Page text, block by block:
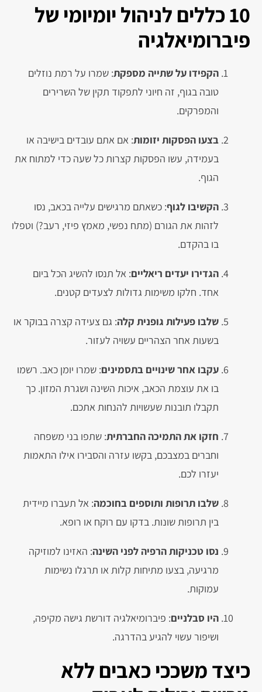
10 כללים לניהול יומיומי של
פיברומיאלגיה
הקפידו על שתייה מספקת: שמרו על רמת נוזלים
טובה בגוף, זה חיוני לתפקוד תקין של השרירים
והמפרקים.
בצעו הפסקות יזומות: אם אתם עובדים בישיבה או
בעמידה, עשו הפסקות קצרות כל שעה כדי למתוח את
הגוף.
הקשיבו לגוף: כשאתם מרגישים עלייה בכאב, נסו
לזהות את הגורם (מתח נפשי, מאמץ פיזי, רעב?) וטפלו
בו בהקדם.
הגדירו יעדים ריאליים: אל תנסו להשיג הכל ביום
אחד. חלקו משימות גדולות לצעדים קטנים.
שלבו פעילות גופנית קלה: גם צעידה קצרה בבוקר או
בשעות אחר הצהריים עשויה לעזור.
עקבו אחר שינויים בתסמינים: שמרו יומן כאב. רשמו
בו את עוצמת הכאב, איכות השינה ושגרת המזון. כך
תקבלו תובנות שעשויות להנחות אתכם.
חזקו את התמיכה החברתית: שתפו בני משפחה
וחברים במצבכם, בקשו עזרה והסבירו אילו התאמות
יעזרו לכם.
שלבו תרופות ותוספים בחוכמה: אל תעברו מיידית
בין תרופות שונות. בדקו עם רוקח או רופא.
נסו טכניקות הרפיה לפני השינה: האזינו למוזיקה
מרגיעה, בצעו מתיחות קלות או תרגלו נשימות
עמוקות.
היו סבלניים: פיברומיאלגיה דורשת גישה מקיפה,
ושיפור עשוי להגיע בהדרגה.
כיצד משככי כאבים ללא